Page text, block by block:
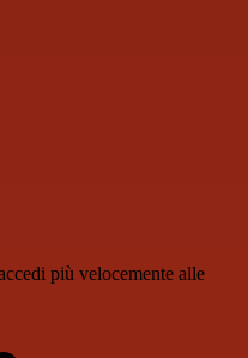
più velocemente alle